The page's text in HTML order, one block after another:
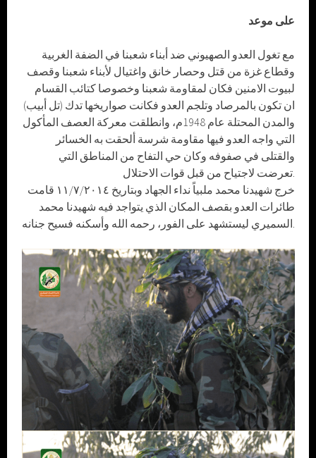
على موعد
مع تغول العدو الصهيوني ضد أبناء شعبنا في الضفة الغربية
وقطاع غزة من قتل وحصار خانق واغتيال لأبناء شعبنا وقصف
لبيوت الامنين فكان لمقاومة شعبنا وخصوصا كتائب القسام
ان تكون بالمرصاد وتلجم العدو فكانت صواريخها تدك (تل أبيب)
والمدن المحتلة عام 1948م، وانطلقت معركة العصف المأكول
التي واجه العدو فيها مقاومة شرسة ألحقت به الخسائر
والقتلى في صفوفه وكان حي التفاح من المناطق التي
تعرضت لاجتياح من قبل قوات الاحتلال.
خرج شهيدنا محمد ملبياً نداء الجهاد وبتاريخ ١١/٧/٢٠١٤ قامت
طائرات العدو بقصف المكان الذي يتواجد فيه شهيدنا محمد
السميري ليستشهد على الفور، رحمه الله وأسكنه فسيح جنانه.